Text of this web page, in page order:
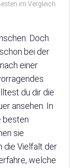
im Vergleich
Doch
bei der
einer
du dir die
ansehen. In
besten
sie
die Vielfalt der
welche